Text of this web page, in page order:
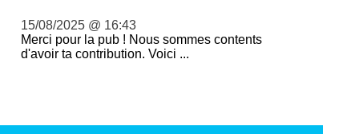
15/08/2025 @ 16:43
Merci pour la pub ! Nous sommes contents
d'avoir ta contribution. Voici ...